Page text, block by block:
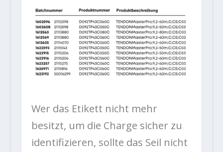
Wer das Etikett nicht mehr
besitzt, um die Charge sicher zu
identifizieren, sollte das Seil nicht